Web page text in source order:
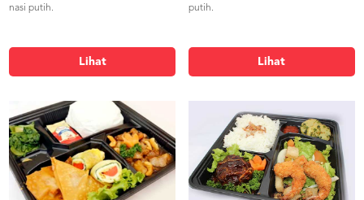
nasi putih.
Lihat
putih.
Lihat